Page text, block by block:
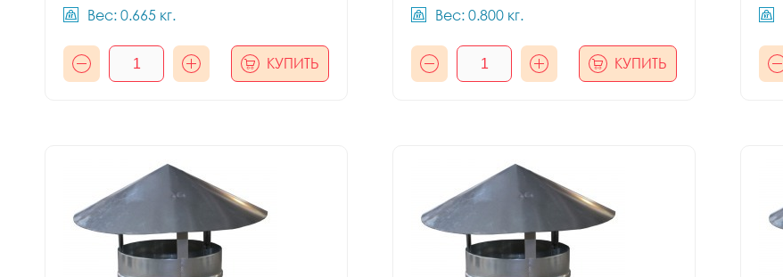
Вес: 0.665 кг.
КУПИТЬ
Вес: 0.800 кг.
КУПИТЬ